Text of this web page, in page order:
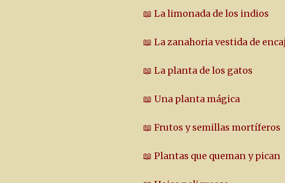
📖 La limonada de los indios
📖 La zanahoria vestida de
📖 La planta de los gatos
📖 Una planta mágica
📖 Frutos y semillas mortíferos
📖 Plantas que queman y pican